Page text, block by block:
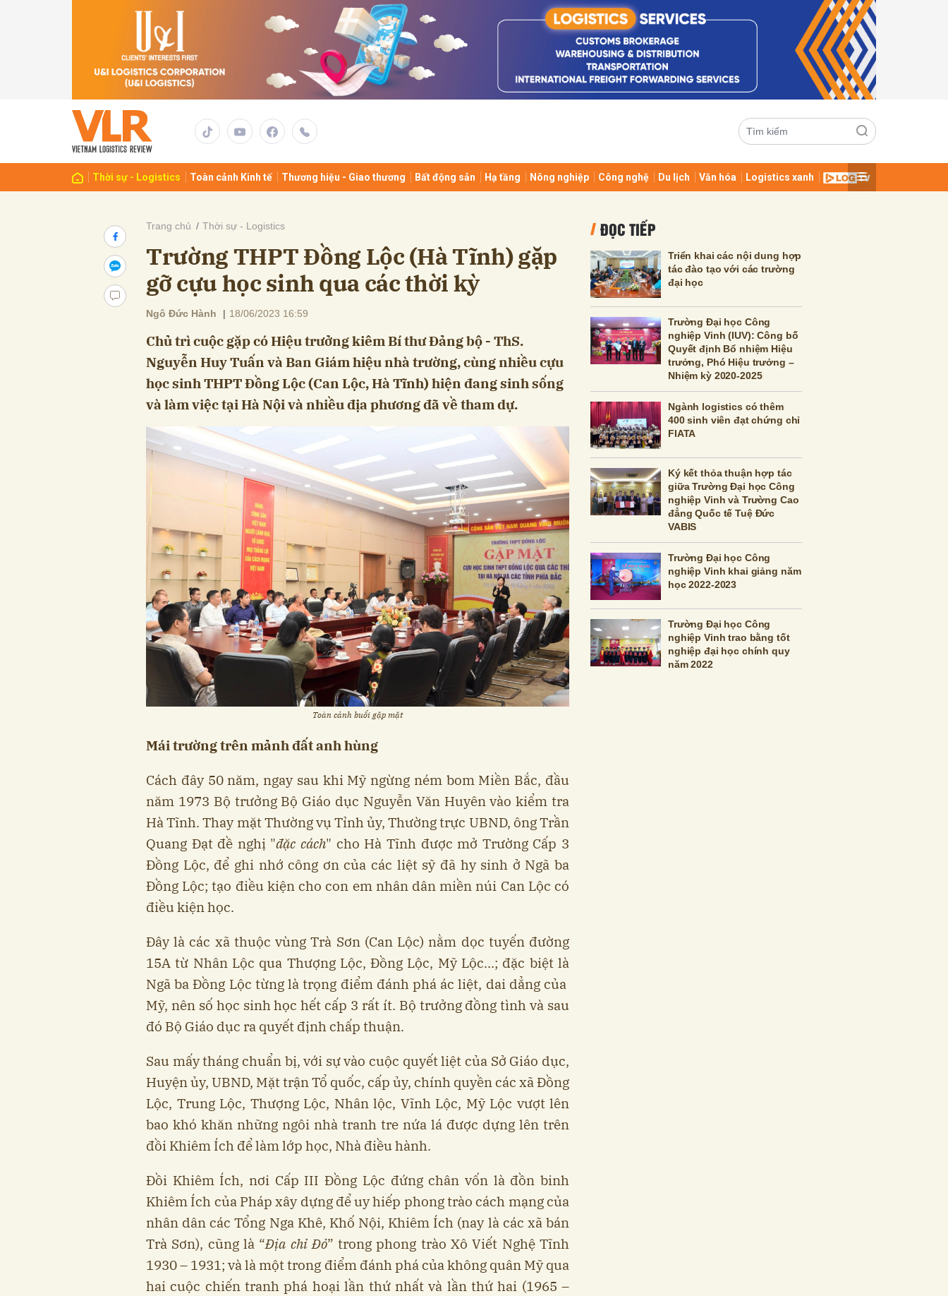
Thời sự - Logistics Toàn cảnh Kinh tế Thương hiệu - Giao thương Bất động sản Hạ tầng Nông nghiệp Công nghệ Du lịch Văn hóa Logistics xanh
Trang chủ Thời sự - Logistics
Trường THPT Đồng Lộc (Hà Tĩnh) gặp
gỡ cựu học sinh qua các thời kỳ
Ngô Đức Hành | 18/06/2023 16:59
Chủ trì cuộc gặp có Hiệu trưởng kiêm Bí thư Đảng bộ - ThS.
Nguyễn Huy Tuấn và Ban Giám hiệu nhà trường, cùng nhiều cựu
học sinh THPT Đồng Lộc (Can Lộc, Hà Tĩnh) hiện đang sinh sống
và làm việc tại Hà Nội và nhiều địa phương đã về tham dự.
Toàn cảnh buổi gặp mặt
Mái trường trên mảnh đất anh hùng
Cách đây 50 năm, ngay sau khi Mỹ ngừng ném bom Miền Bắc, đầu
năm 1973 Bộ trưởng Bộ Giáo dục Nguyễn Văn Huyên vào kiểm tra
Hà Tĩnh. Thay mặt Thường vụ Tỉnh ủy, Thường trực UBND, ông Trần
Quang Đạt đề nghị "đặc cách" cho Hà Tĩnh được mở Trường Cấp 3
Đồng Lộc, để ghi nhớ công ơn của các liệt sỹ đã hy sinh ở Ngã ba
Đồng Lộc; tạo điều kiện cho con em nhân dân miền núi Can Lộc có
điều kiện học.
Đây là các xã thuộc vùng Trà Sơn (Can Lộc) nằm dọc tuyến đường
15A từ Nhân Lộc qua Thượng Lộc, Đồng Lộc, Mỹ Lộc...; đặc biệt là
Ngã ba Đồng Lộc từng là trọng điểm đánh phá ác liệt, dai dẳng của
Mỹ, nên số học sinh học hết cấp 3 rất ít. Bộ trưởng đồng tình và sau
đó Bộ Giáo dục ra quyết định chấp thuận.
Sau mấy tháng chuẩn bị, với sự vào cuộc quyết liệt của Sở Giáo dục,
Huyện ủy, UBND, Mặt trận Tổ quốc, cấp ủy, chính quyền các xã Đồng
Lộc, Trung Lộc, Thượng Lộc, Nhân lộc, Vĩnh Lộc, Mỹ Lộc vượt lên
bao khó khăn những ngôi nhà tranh tre nứa lá được dựng lên trên
đồi Khiêm Ích để làm lớp học, Nhà điều hành.
Đồi Khiêm Ích, nơi Cấp III Đồng Lộc đứng chân vốn là đồn binh
Khiêm Ích của Pháp xây dựng để uy hiếp phong trào cách mạng của
nhân dân các Tổng Nga Khê, Khố Nội, Khiêm Ích (nay là các xã bán
Trà Sơn), cũng là “Địa chỉ Đỏ” trong phong trào Xô Viết Nghệ Tĩnh
1930 – 1931; và là một trong điểm đánh phá của không quân Mỹ qua
hai cuộc chiến tranh phá hoại lần thứ nhất và lần thứ hai (1965 –
ĐỌC TIẾP
Triển khai các nội dung hợp
tác đào tạo với các trường
đại học
Trường Đại học Công
nghiệp Vinh (IUV): Công bố
Quyết định Bổ nhiệm Hiệu
trưởng, Phó Hiệu trưởng –
Nhiệm kỳ 2020-2025
Ngành logistics có thêm
400 sinh viên đạt chứng chỉ
FIATA
Ký kết thỏa thuận hợp tác
giữa Trường Đại học Công
nghiệp Vinh và Trường Cao
đẳng Quốc tế Tuệ Đức
VABIS
Trường Đại học Công
nghiệp Vinh khai giảng năm
học 2022-2023
Trường Đại học Công
nghiệp Vinh trao bằng tốt
nghiệp đại học chính quy
năm 2022
Gửi bình luận